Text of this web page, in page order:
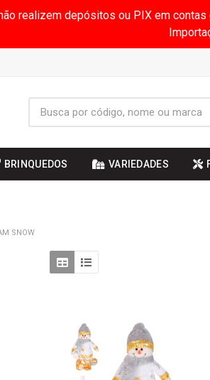
realizem depósitos ou PIX em
BRINQUEDOS VARIEDADES
SNOW